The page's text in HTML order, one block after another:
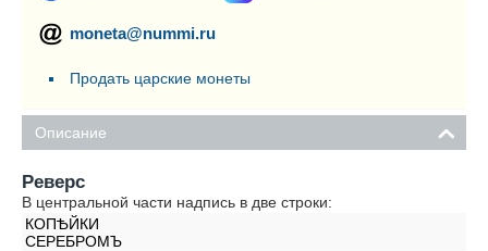
moneta@nummi.ru
Продать царские монеты
Описание
Реверс
В центральной части надпись в две строки:
КОПѢЙКИ
СЕРЕБРОМЪ